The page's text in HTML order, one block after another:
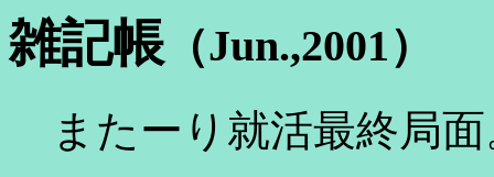
雑記帳 （Jun.,2001）
またーり就活最終局面